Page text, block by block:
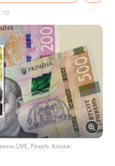
Pexels. Колаж: